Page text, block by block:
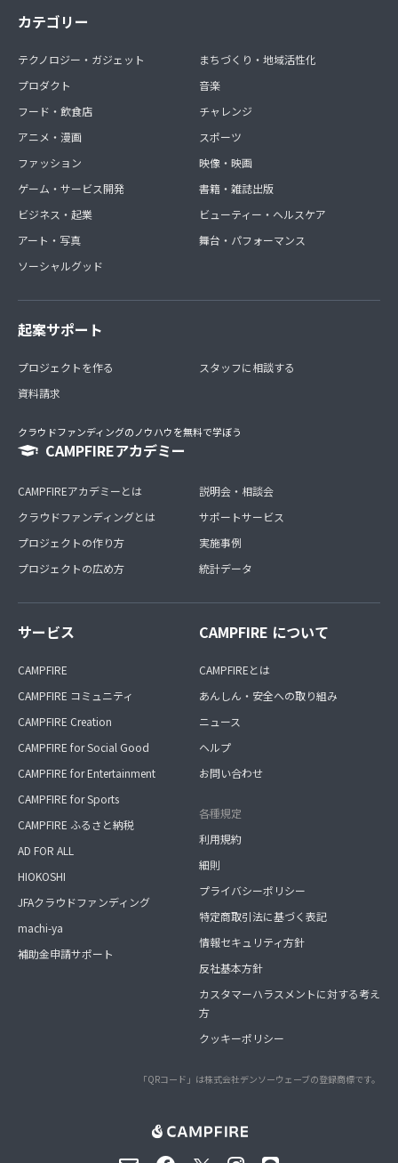
カテゴリー
テクノロジー・ガジェット
プロダクト
フード・飲食店
アニメ・漫画
ファッション
ゲーム・サービス開発
ビジネス・起業
アート・写真
ソーシャルグッド
まちづくり・地域活性化
音楽
チャレンジ
スポーツ
映像・映画
書籍・雑誌出版
ビューティー・ヘルスケア
舞台・パフォーマンス
起案サポート
プロジェクトを作る
資料請求
スタッフに相談する
クラウドファンディングのノウハウを無料で学ぼう
CAMPFIREアカデミー
CAMPFIREアカデミーとは
クラウドファンディングとは
プロジェクトの作り方
プロジェクトの広め方
説明会・相談会
サポートサービス
実施事例
統計データ
サービス
CAMPFIRE
CAMPFIRE コミュニティ
CAMPFIRE Creation
CAMPFIRE for Social Good
CAMPFIRE for Entertainment
CAMPFIRE for Sports
CAMPFIRE ふるさと納税
AD FOR ALL
HIOKOSHI
JFAクラウドファンディング
machi-ya
補助金申請サポート
CAMPFIRE について
CAMPFIREとは
あんしん・安全への取り組み
ニュース
ヘルプ
お問い合わせ
各種規定
利用規約
細則
プライバシーポリシー
特定商取引法に基づく表記
情報セキュリティ方針
反社基本方針
カスタマーハラスメントに対する考え
方
クッキーポリシー
「QRコード」は株式会社デンソーウェーブの登録商標です。